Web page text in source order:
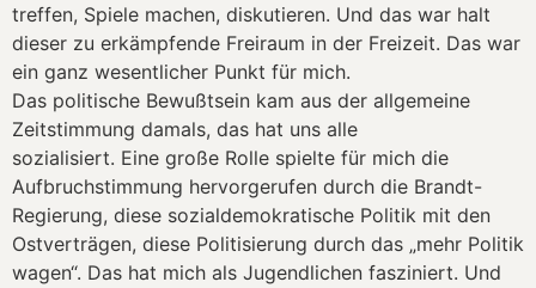
treffen, Spiele machen, diskutieren. Und das war halt
dieser zu erkämpfende Freiraum in der Freizeit. Das war
ein ganz wesentlicher Punkt für mich.
Das politische Bewußtsein kam aus der allgemeine
Zeitstimmung damals, das hat uns alle
sozialisiert. Eine große Rolle spielte für mich die
Aufbruchstimmung hervorgerufen durch die Brandt-
Regierung, diese sozialdemokratische Politik mit den
Ostverträgen, diese Politisierung durch das „mehr Politik
wagen“. Das hat mich als Jugendlichen fasziniert. Und